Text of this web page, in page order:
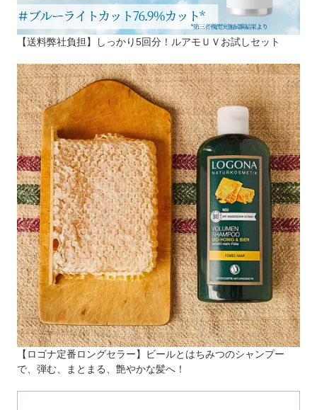
【送料弊社負担】しっかり5回分！ルアモＵＶお試しセット
【ロゴナ定番ロングセラー】ビールとはちみつのシャンプー
で、弾む、まとまる、艶やかな髪へ！